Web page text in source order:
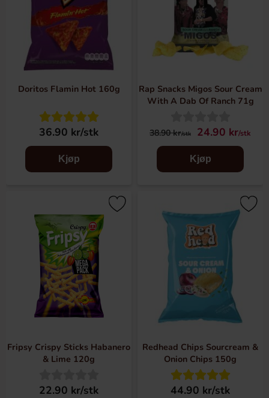
Doritos Flamin Hot 160g
36.90 kr/stk
Kjøp
Rap Snacks Migos Sour Cream
With A Dab Of Ranch 71g
38.90 kr/stk 24.90 kr/stk
Kjøp
Fripsy Crispy Sticks Habanero
& Lime 120g
22.90 kr/stk
Redhead Chips Sourcream &
Onion Chips 150g
44.90 kr/stk